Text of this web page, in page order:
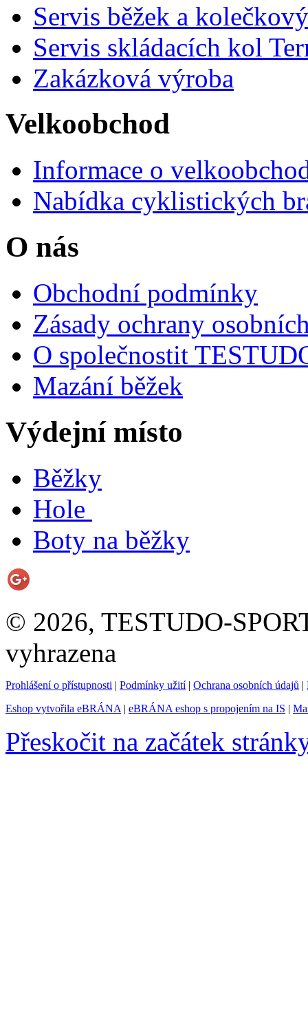
Servis běžek a
Servis skládacích kol
Zakázková výroba
Velkoobchod
Informace o
Nabídka cyklistických
O nás
Obchodní podmínky
Zásady ochrany
O společnostit
Mazání běžek
Výdejní místo
Běžky
Hole
Boty na běžky
© 2026, TESTUDO-
vyhrazena
Prohlášení o přístupnosti | Podmínky užití| Ochrana osobních údajů |
Eshop vytvořila eBRÁNA | eBRÁNA eshop s propojením na IS |
Přeskočit na začátek